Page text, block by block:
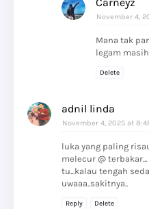
November 4,
Mana tak
legam
Delete
adnil linda
November 4, 2025 at
luka yang paling
melecur @
tu...kalau tengah
uwaaa..sakitnya..
Reply Delete